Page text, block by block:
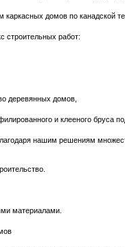
домов по канадской
работ:
деревянных домов,
и клееного бруса
нашим решениям
материалами.